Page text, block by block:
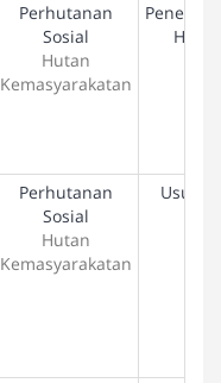
Perhutanan
Sosial
Hutan
Kemasyarakatan
Hak
Perhutanan
Sosial
Hutan
Kemasyarakatan
Usulan